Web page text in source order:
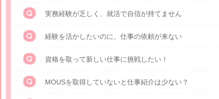
実務経験が乏しく、就活で自信が持てません
経験を活かしたいのに、仕事の依頼が来ない
資格を取って新しい仕事に挑戦したい！
MOUSを取得していないと仕事紹介は少ない？